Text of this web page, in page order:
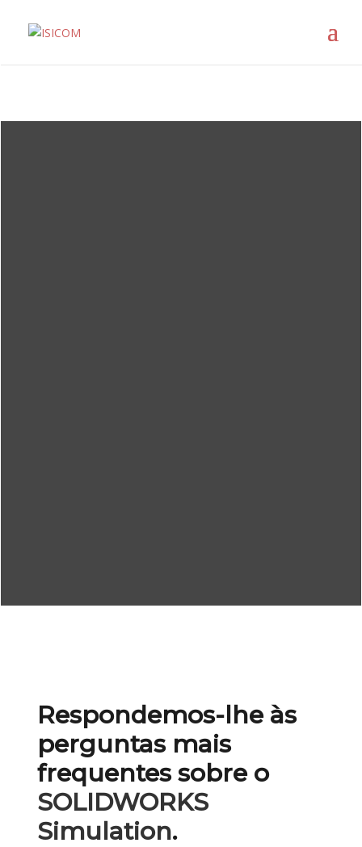
Respondemos-lhe às
perguntas mais
frequentes sobre o
SOLIDWORKS
Simulation.